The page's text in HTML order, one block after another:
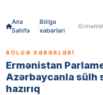
Ana
Səhifə
Bölgə
xəbərləri
BÖLGƏ XƏBƏRLƏRI
Ermənistan
Azərbaycanla sülh
hazırıq